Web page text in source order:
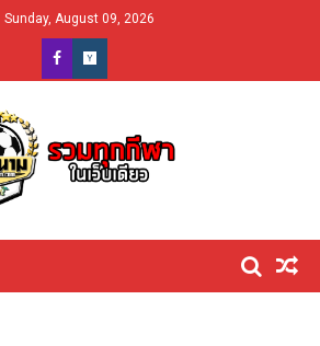
Sunday, August 09, 2026